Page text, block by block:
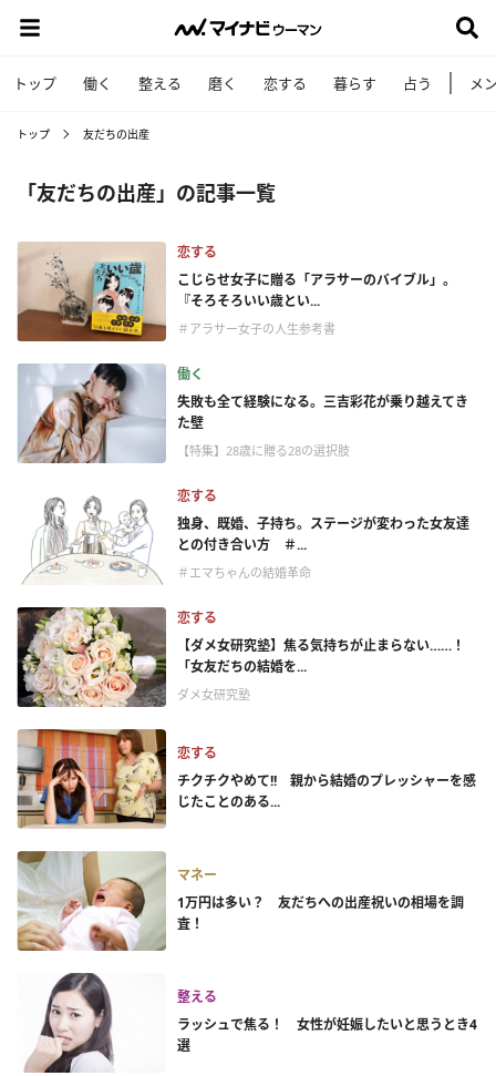
トップ 働く 整える 磨く 恋する 暮らす 占う メ
トップ 友だちの出産
「友だちの出産」の記事一覧
恋する
こじらせ女子に贈る「アラサーのバイブル」。
『そろそろいい歳とい...
＃アラサー女子の人生参考書
働く
失敗も全て経験になる。三吉彩花が乗り越えてき
た壁
【特集】28歳に贈る28の選択肢
恋する
独身、既婚、子持ち。ステージが変わった女友達
との付き合い方 ＃...
＃エマちゃんの結婚革命
恋する
【ダメ女研究塾】焦る気持ちが止まらない……！
「女友だちの結婚を...
ダメ女研究塾
恋する
チクチクやめて!! 親から結婚のプレッシャーを感
じたことのある...
マネー
1万円は多い？ 友だちへの出産祝いの相場を調
査！
整える
ラッシュで焦る！ 女性が妊娠したいと思うとき4
選